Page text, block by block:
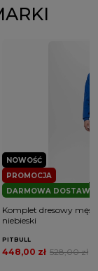
PROMOCJA
NOWOŚĆ
DARMOWA DOSTAWA
Komplet dresowy
niebieski
PITBULL
528,00 zł
448,00 zł